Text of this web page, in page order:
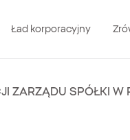
Ład korporacyjny
ZARZĄDU SPÓŁKI W